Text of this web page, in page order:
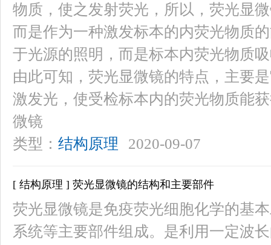
物质，使之发射荧光，所以，荧光显
而是作为一种激发标本的内荧光物质
于光源的照明，而是标本内荧光物质
由此可知，荧光显微镜的特点，主要
激发光，使受检标本内的荧光物质能
微镜
类型： 结构原理 2020-09-07
[ 结构原理 ] 荧光显微镜的结构和主要部件
荧光显微镜是免疫荧光细胞化学的基
系统等主要部件组成。是利用一定波